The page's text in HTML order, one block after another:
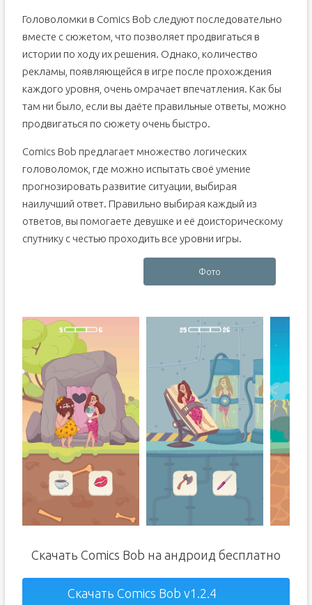
Головоломки в Comics Bob следуют последовательно
вместе с сюжетом, что позволяет продвигаться в
истории по ходу их решения. Однако, количество
рекламы, появляющейся в игре после прохождения
каждого уровня, очень омрачает впечатления. Как бы
там ни было, если вы даёте правильные ответы, можно
продвигаться по сюжету очень быстро.
Comics Bob предлагает множество логических
головоломок, где можно испытать своё умение
прогнозировать развитие ситуации, выбирая
наилучший ответ. Правильно выбирая каждый из
ответов, вы помогаете девушке и её доисторическому
спутнику с честью проходить все уровни игры.
Фото
Скачать Comics Bob на андроид бесплатно
Скачать Comics Bob v1.2.4